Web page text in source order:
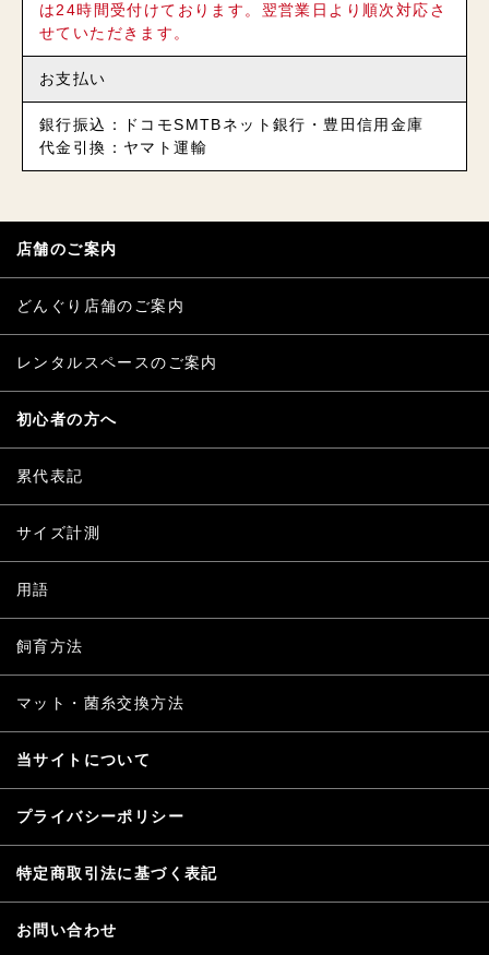
は24時間受付けております。翌営業日より順次対応さ
せていただきます。
お支払い
銀行振込：ドコモSMTBネット銀行・豊田信用金庫
代金引換：ヤマト運輸
店舗のご案内
どんぐり店舗のご案内
レンタルスペースのご案内
初心者の方へ
累代表記
サイズ計測
用語
飼育方法
マット・菌糸交換方法
当サイトについて
プライバシーポリシー
特定商取引法に基づく表記
お問い合わせ